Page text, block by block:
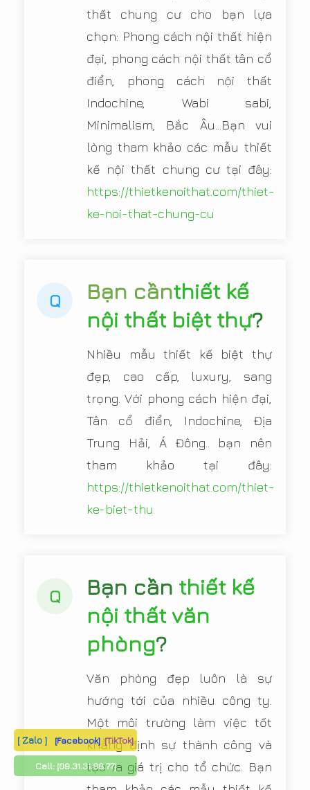
thất chung cư cho bạn lựa
chọn: Phong cách nội thất hiện
đại, phong cách nội thất tân cổ
điển, phong cách nội thất
Indochine, Wabi sabi,
Minimalism, Bắc Âu...Bạn vui
lòng tham khảo các mẫu thiết
kế nội thất chung cư tại đây:
https://thietkenoithat.com/thiet-
ke-noi-that-chung-cu
Q Bạn cầnthiết kế
nội thất biệt thự?
Nhiều mẫu thiết kế biệt thự
đẹp, cao cấp, luxury, sang
trọng. Với phong cách hiện đại,
Tân cổ điển, Indochine, Địa
Trung Hải, Á Đông.. bạn nên
tham khảo tại đây:
https://thietkenoithat.com/thiet-
ke-biet-thu
Q Bạn cần thiết kế
nội thất văn
phòng?
Văn phòng đẹp luôn là sự
hướng tới của nhiều công ty.
Một môi trường làm việc tốt
khẳng định sự thành công và
tạo ra giá trị cho tổ chức. Bạn
[ Zalo ] [Facebook] [TikTok]
Call: [09.31.31.88.77]